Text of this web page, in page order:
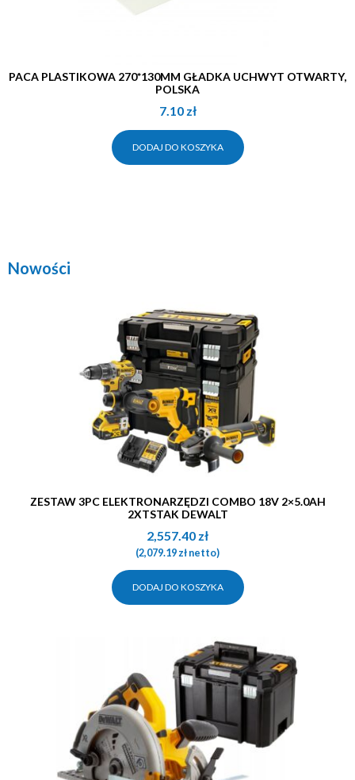
PACA PLASTIKOWA 270*130MM GŁADKA UCHWYT OTWARTY,
POLSKA
7.10 zł
DODAJ DO KOSZYKA
Nowości
ZESTAW 3PC ELEKTRONARZĘDZI COMBO 18V 2×5.0AH
2XTSTAK DEWALT
2,557.40 zł
(2,079.19złnetto)
DODAJ DO KOSZYKA